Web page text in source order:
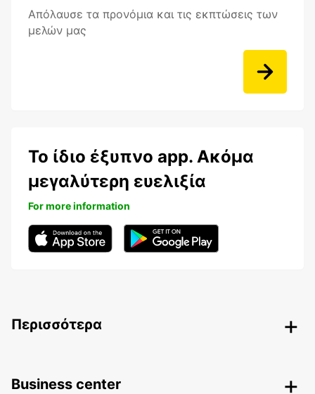
Aπόλαυσε τα προνόμια και τις εκπτώσεις των
μελών μας
Το ίδιο έξυπνο app. Ακόμα
μεγαλύτερη ευελιξία
For more information
Περισσότερα
Business center